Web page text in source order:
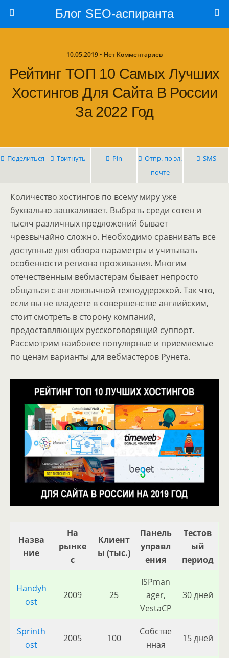
Блог SEO-аспиранта
10.05.2019 • Нет Комментариев
Рейтинг ТОП 10 Самых Лучших
Хостингов Для Сайта В России
За 2022 Год
Поделиться Твитнуть Pin
Отпр. по эл.
почте
SMS
Количество хостингов по всему миру уже
буквально зашкаливает. Выбрать среди сотен и
тысяч различных предложений бывает
чрезвычайно сложно. Необходимо сравнивать все
доступные для обзора параметры и учитывать
особенности региона проживания. Многим
отечественным вебмастерам бывает непросто
общаться с англоязычной техподдержкой. Так что,
если вы не владеете в совершенстве английским,
стоит смотреть в сторону компаний,
предоставляющих русскоговорящий суппорт.
Рассмотрим наиболее популярные и приемлемые
по ценам варианты для вебмастеров Рунета.
Назва
ние
На
рынке
с
Клиент
ы (тыс.)
Панель
управл
ения
Тестов
ый
период
Handyh
ost
2009 25
ISPman
ager,
VestaCP
30 дней
Sprinth
ost
2005 100
Собстве
нная
15 дней